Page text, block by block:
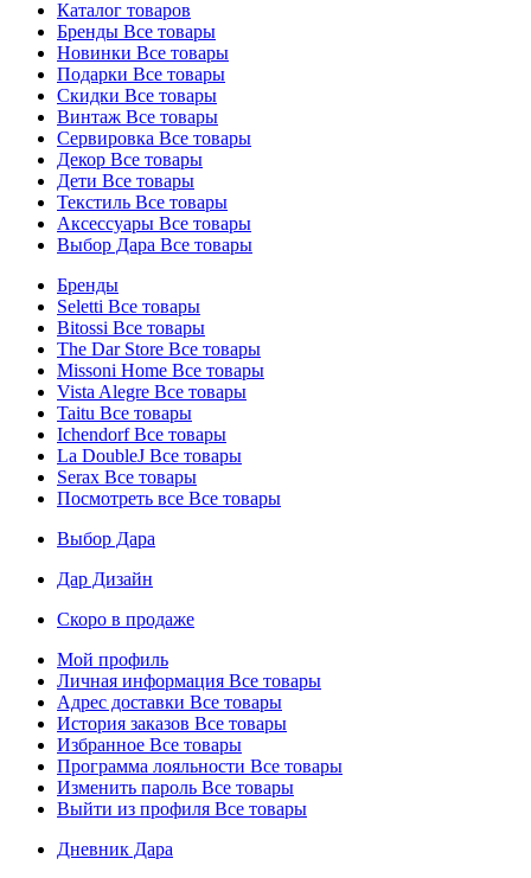
Каталог товаров
Бренды Все товары
Новинки Все товары
Подарки Все товары
Скидки Все товары
Винтаж Все товары
Сервировка Все товары
Декор Все товары
Дети Все товары
Текстиль Все товары
Аксессуары Все товары
Выбор Дара Все товары
Бренды
Seletti Все товары
Bitossi Все товары
The Dar Store Все товары
Missoni Home Все товары
Vista Alegre Все товары
Taitu Все товары
IchendorfВсе товары
La DoubleJ Все товары
Serax Все товары
Посмотреть все Все товары
Выбор Дара
Дар Дизайн
Скоро в продаже
Мой профиль
Личная информация Все товары
Адрес доставки Все товары
История заказов Все товары
Избранное Все товары
Программа лояльности Все товары
Изменить пароль Все товары
Выйти из профиля Все товары
Дневник Дара